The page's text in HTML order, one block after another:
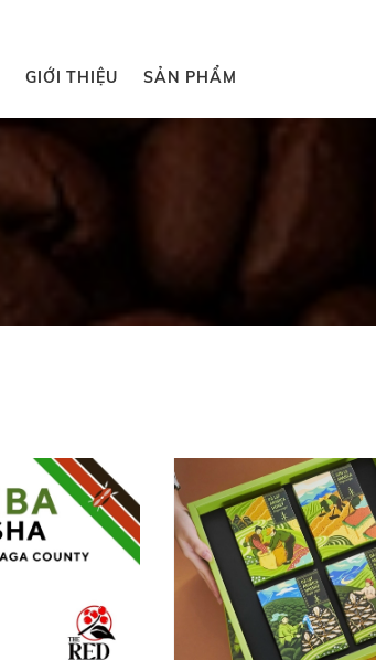
GIỚI THIỆU SẢN PHẨM